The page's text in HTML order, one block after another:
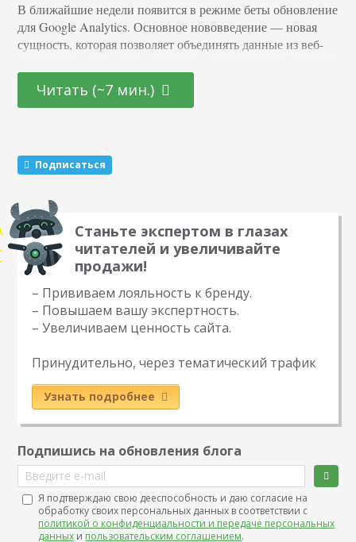
В ближайшие недели появится в режиме беты обновление
для Google Analytics. Основное нововведение — новая
сущность, которая позволяет объединять данные из веб-
использует ту же схему данных, что Analytics для Firebase
(GA4F). Итак, если у вас есть данные из приложений и на
Читать (~7 мин.)
Подписаться
Станьте экспертом в глазах
читателей и увеличивайте
продажи!
– Прививаем лояльность к бренду.
– Повышаем вашу экспертность.
– Увеличиваем ценность сайта.
Принудительно, через тематический трафик
Узнать подробнее
Подпишись на обновления блога
Введите e-mail
Я подтверждаю свою дееспособность и даю согласие на
обработку своих персональных данных в соответствии с
политикой о конфиденциальности и передаче персональных
данных и пользовательским соглашением.